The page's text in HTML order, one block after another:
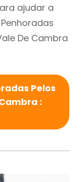
ajudar a
De Cambra
Pelos
: